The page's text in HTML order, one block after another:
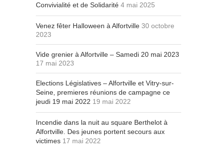
Convivialité et de Solidarité 4 mai 2025
Venez fêter Halloween à Alfortville 30 octobre
2023
Vide grenier à Alfortville – Samedi 20 mai 2023
17 mai 2023
Elections Législatives – Alfortville et Vitry-sur-
Seine, premieres réunions de campagne ce
jeudi 19 mai 2022 19 mai 2022
Incendie dans la nuit au square Berthelot à
Alfortville. Des jeunes portent secours aux
victimes 17 mai 2022